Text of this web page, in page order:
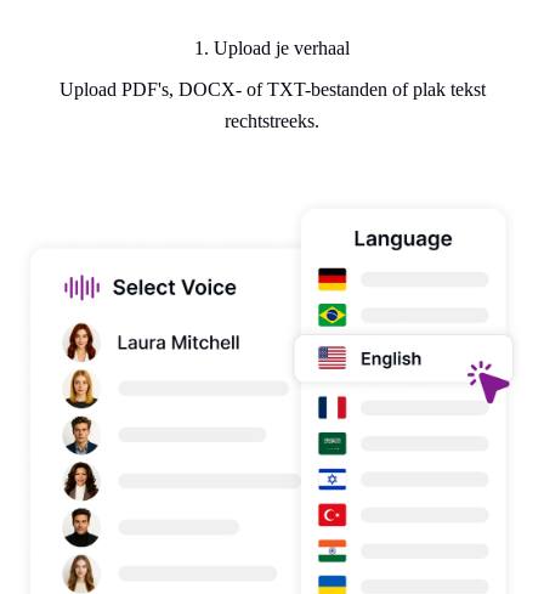
1. Upload je verhaal
Upload PDF's, DOCX- of TXT-bestanden of plak tekst
rechtstreeks.